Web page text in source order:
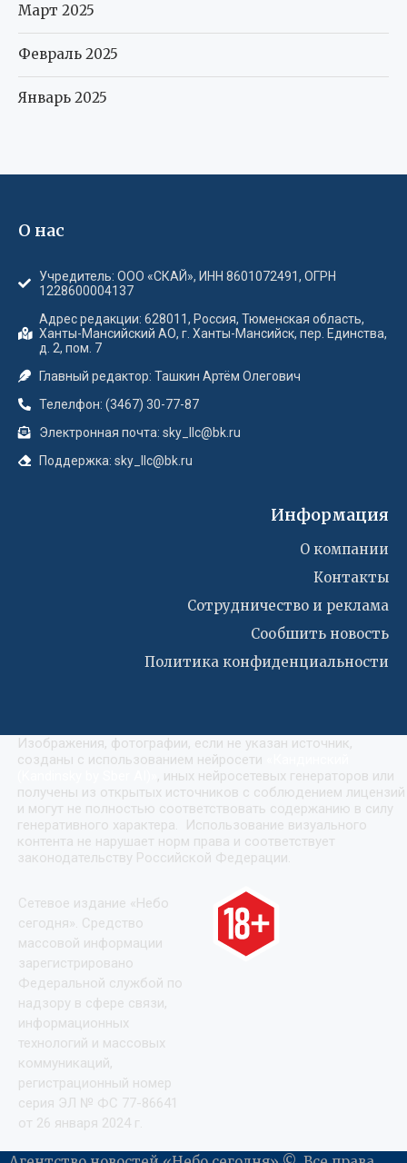
Март 2025
Февраль 2025
Январь 2025
О нас
Учредитель: ООО «СКАЙ», ИНН 8601072491, ОГРН
1228600004137
Адрес редакции: 628011, Россия, Тюменская область,
Ханты-Мансийский АО, г. Ханты-Мансийск, пер. Единства,
д. 2, пом. 7
Главный редактор: Ташкин Артём Олегович
Телелфон: (3467) 30-77-87
Электронная почта: sky_llc@bk.ru
Поддержка: sky_llc@bk.ru
Информация
О компании
Контакты
Сотрудничество и реклама
Сообшить новость
Политика конфиденциальности
Изображения, фотографии, если не указан источник,
созданы с использованием нейросети
, иных нейросетевых генераторов или
получены из открытых источников с соблюдением лицензий
и могут не полностью соответствовать содержанию в силу
генеративного характера. Использование визуального
контента не нарушает норм права и соответствует
законодательству Российской Федерации.
Сетевое издание «Небо
сегодня». Средство
массовой информации
зарегистрировано
Федеральной службой по
надзору в сфере связи,
информационных
технологий и массовых
коммуникаций,
регистрационный номер
серия ЭЛ № ФС 77-86641
от 26 января 2024 г.